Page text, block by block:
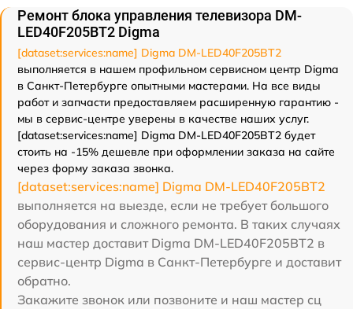
Ремонт блока управления телевизора DM-
LED40F205BT2 Digma
[dataset:services:name] Digma DM-LED40F205BT2
выполняется в нашем профильном сервисном центр Digma
в Санкт-Петербурге опытными мастерами. На все виды
работ и запчасти предоставляем расширенную гарантию -
мы в сервис-центре уверены в качестве наших услуг.
[dataset:services:name] Digma DM-LED40F205BT2 будет
стоить на -15% дешевле при оформлении заказа на сайте
через форму заказа звонка.
[dataset:services:name] Digma DM-LED40F205BT2
выполняется на выезде, если не требует большого
оборудования и сложного ремонта. В таких случаях
наш мастер доставит Digma DM-LED40F205BT2 в
сервис-центр Digma в Санкт-Петербурге и доставит
обратно.
Закажите звонок или позвоните и наш мастер сц